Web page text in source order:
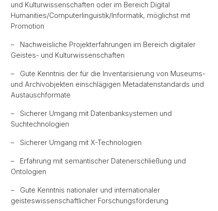
und Kulturwissenschaften oder im Bereich Digital
Humanities/Computerlinguistik/Informatik, möglichst mit
Promotion
– Nachweisliche Projekterfahrungen im Bereich digitaler
Geistes- und Kulturwissenschaften
– Gute Kenntnis der für die Inventarisierung von Museums-
und Archivobjekten einschlägigen Metadatenstandards und
Austauschformate
– Sicherer Umgang mit Datenbanksystemen und
Suchtechnologien
– Sicherer Umgang mit X-Technologien
– Erfahrung mit semantischer Datenerschließung und
Ontologien
– Gute Kenntnis nationaler und internationaler
geisteswissenschaftlicher Forschungsförderung